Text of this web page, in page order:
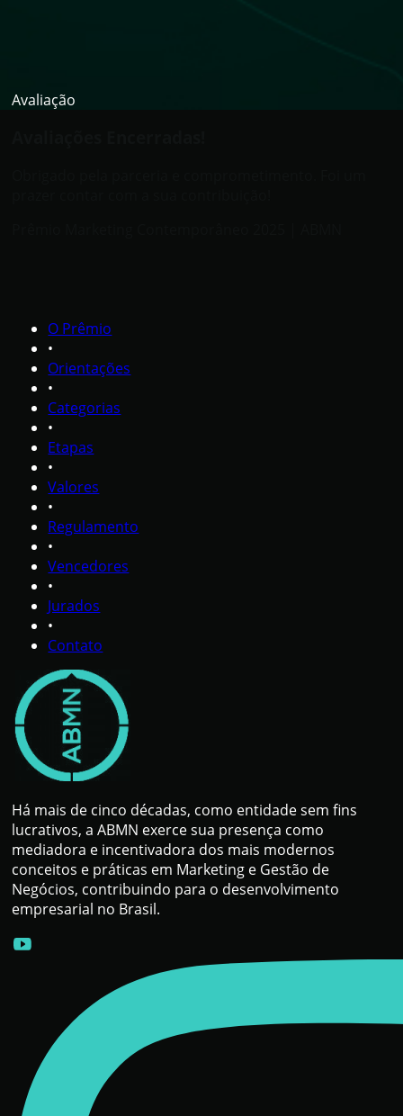
Avaliação
O Prêmio
•
Orientações
•
Categorias
•
Etapas
•
Valores
•
Regulamento
•
Vencedores
•
Jurados
•
Contato
Há mais de cinco décadas, como entidade sem fins
lucrativos, a ABMN exerce sua presença como
mediadora e incentivadora dos mais modernos
conceitos e práticas em Marketing e Gestão de
Negócios, contribuindo para o desenvolvimento
empresarial no Brasil.